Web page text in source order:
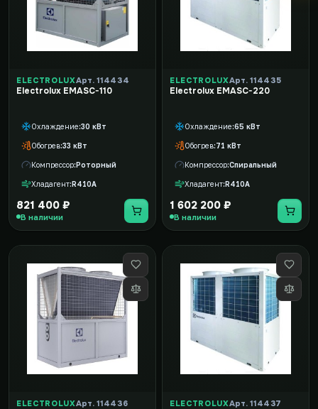
ELECTROLUXАрт. 114434
Electrolux EMASC-110
Охлаждение 30 кВт
Обогрев 33 кВт
Компрессор Роторный
Хладагент R410A
821 400 ₽
В наличии
ELECTROLUXАрт. 114435
Electrolux EMASC-220
Охлаждение 65 кВт
Обогрев 71 кВт
Компрессор Спиральный
Хладагент R410A
1 602 200 ₽
В наличии
ELECTROLUXАрт. 114436 ELECTROLUXАрт. 114437